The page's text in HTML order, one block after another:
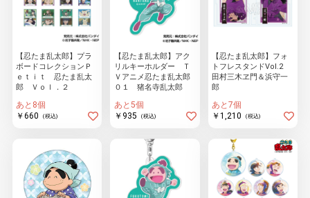
【忍たま乱太郎】プラ
ボードコレクションＰ
ｅｔｉｔ 忍たま乱太
郎 Ｖｏｌ．２
あと8個
￥660
(税込)
【忍たま乱太郎】アク
リルキーホルダー Ｔ
Ｖアニメ忍たま乱太郎
０１ 猪名寺乱太郎
あと5個
￥935
(税込)
【忍たま乱太郎】フォ
トフレスタンドVol.2
田村三木ヱ門＆浜守一
郎
あと7個
￥1,210
(税込)